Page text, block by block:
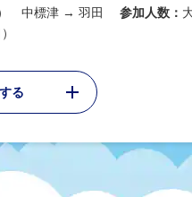
中標津 → 羽田 参加人数：
る